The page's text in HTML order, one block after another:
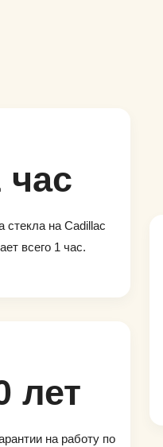
час
стекла на Cadillac
всего 1 час.
лет
на работу по